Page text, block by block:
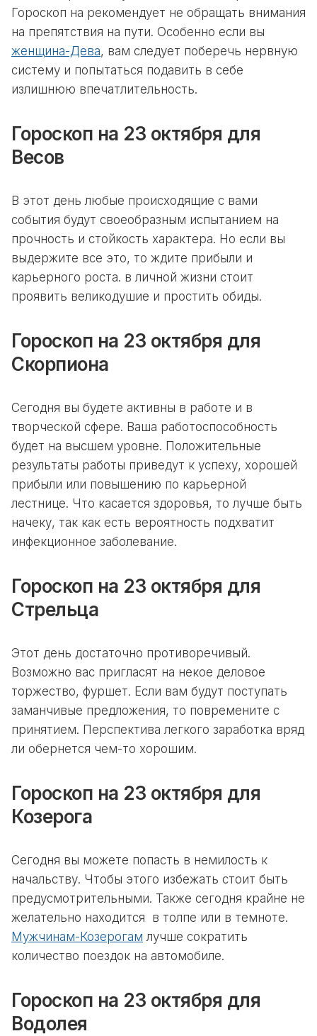
Гороскоп на рекомендует не обращать внимания
на препятствия на пути. Особенно если вы
женщина-Дева, вам следует поберечь нервную
систему и попытаться подавить в себе
излишнюю впечатлительность.
Гороскоп на 23 октября для
Весов
В этот день любые происходящие с вами
события будут своеобразным испытанием на
прочность и стойкость характера. Но если вы
выдержите все это, то ждите прибыли и
карьерного роста. в личной жизни стоит
проявить великодушие и простить обиды.
Гороскоп на 23 октября для
Скорпиона
Сегодня вы будете активны в работе и в
творческой сфере. Ваша работоспособность
будет на высшем уровне. Положительные
результаты работы приведут к успеху, хорошей
прибыли или повышению по карьерной
лестнице. Что касается здоровья, то лучше быть
начеку, так как есть вероятность подхватит
инфекционное заболевание.
Гороскоп на 23 октября для
Стрельца
Этот день достаточно противоречивый.
Возможно вас пригласят на некое деловое
торжество, фуршет. Если вам будут поступать
заманчивые предложения, то повремените с
принятием. Перспектива легкого заработка вряд
ли обернется чем-то хорошим.
Гороскоп на 23 октября для
Козерога
Сегодня вы можете попасть в немилость к
начальству. Чтобы этого избежать стоит быть
предусмотрительными. Также сегодня крайне не
желательно находится в толпе или в темноте.
Мужчинам-Козерогам лучше сократить
количество поездок на автомобиле.
Гороскоп на 23 октября для
Водолея